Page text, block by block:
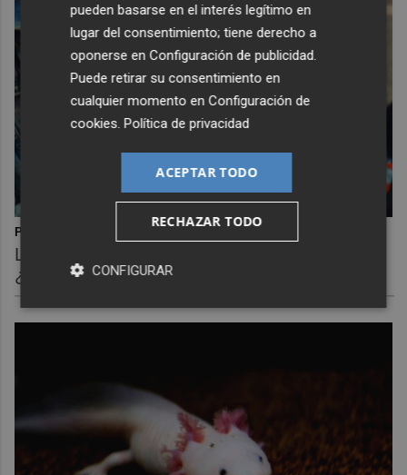
Pasaportes que abren puertas
Los pasaportes más poderosos del mundo,
¿está el tuyo?
pueden basarse en el interés legítimo en
lugar del consentimiento; tiene derecho a
oponerse enConfiguración de publicidad
Puede retirar su consentimiento en
cualquier momento enConfiguración de
cookies .Política de privacidad
ACEPTAR TODO
RECHAZAR TODO
CONFIGURAR